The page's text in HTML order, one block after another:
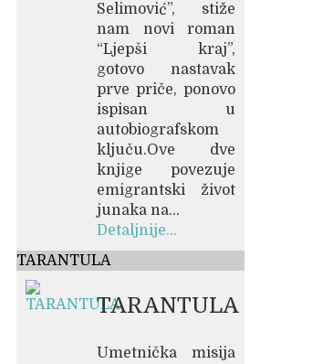
Selimović”, stiže
nam novi roman
“Ljepši kraj”,
gotovo nastavak
prve priče, ponovo
ispisan u
autobiografskom
ključu.Ove dve
knjige povezuje
emigrantski život
junaka na...
Detaljnije...
TARANTULA
TARANTULA
Umetnička misija